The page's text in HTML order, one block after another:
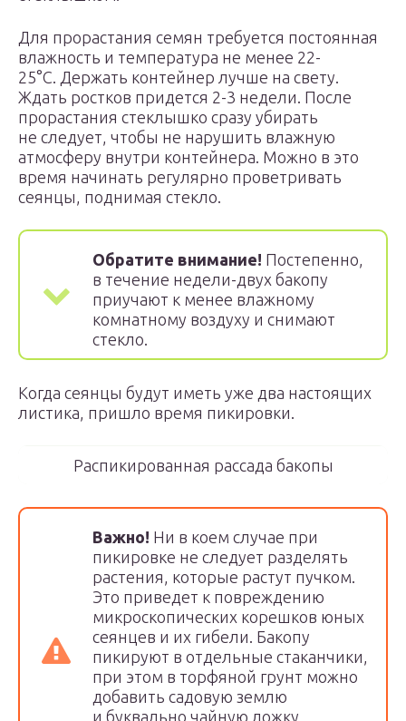
Для прорастания семян требуется постоянная
влажность и температура не менее 22-
25°С. Держать контейнер лучше на свету.
Ждать ростков придется 2-3 недели. После
прорастания стеклышко сразу убирать
не следует, чтобы не нарушить влажную
атмосферу внутри контейнера. Можно в это
время начинать регулярно проветривать
сеянцы, поднимая стекло.
Обратите внимание! Постепенно,
в течение недели-двух бакопу
приучают к менее влажному
комнатному воздуху и снимают
стекло.
Когда сеянцы будут иметь уже два настоящих
листика, пришло время пикировки.
Распикированная рассада бакопы
Важно! Ни в коем случае при
пикировке не следует разделять
растения, которые растут пучком.
Это приведет к повреждению
микроскопических корешков юных
сеянцев и их гибели. Бакопу
пикируют в отдельные стаканчики,
при этом в торфяной грунт можно
добавить садовую землю
и буквально чайную ложку